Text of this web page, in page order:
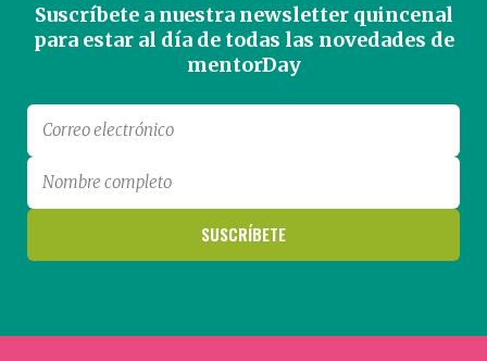
Suscríbete a nuestra newsletter quincenal
para estar al día de todas las novedades de
mentorDay